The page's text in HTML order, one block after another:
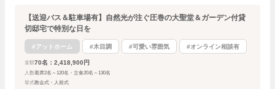
【送迎バス＆駐車場有】自然光が注ぐ圧巻の大聖堂＆ガーデン付貸
切邸宅で特別な日を
#アットホーム #木目調 #可愛い雰囲気 #オンライン相談有
金額70名：2,418,900円
人数着席2名～120名・立食20名～130名
挙式教会式・人前式